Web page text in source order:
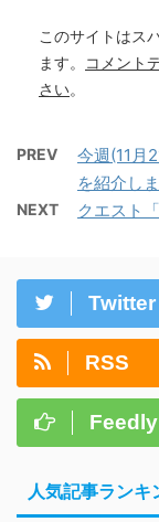
このサイトはス
ます。
コメント
さい。
PREV
今週(11月
を紹介し
NEXT クエスト
Twitter
RSS
Feedly
人気記事ランキ